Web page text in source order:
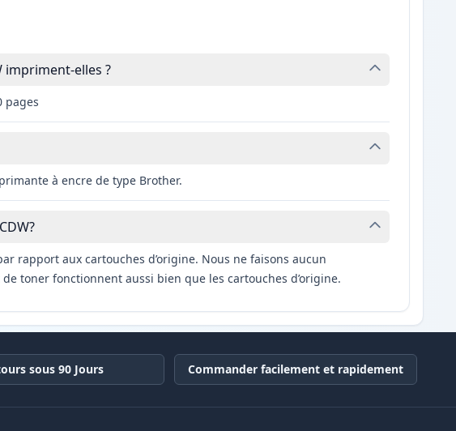
impriment-elles ?
pages
à encre de type Brother.
rapport aux cartouches d’origine. Nous ne faisons aucun
toner fonctionnent aussi bien que les cartouches d’origine.
sous 90 Jours Commander facilement et rapidement